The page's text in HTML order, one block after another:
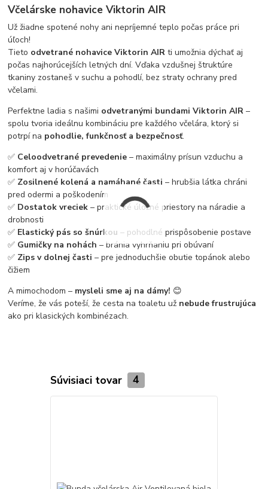
Včelárske nohaviceViktorin AIR
Už žiadne spotené nohy ani nepríjemné teplo počas práce pri
úľoch!
Tieto odvetrané nohavice Viktorin AIR ti umožnia dýchať aj
počas najhorúcejších letných dní. Vďaka vzdušnej štruktúre
tkaniny zostaneš v suchu a pohodlí, bez straty ochrany pred
včelami.
Perfektne ladia s našimi odvetranými bundami Viktorin AIR –
spolu tvoria ideálnu kombináciu pre každého včelára, ktorý si
potrpí na pohodlie, funkčnosť a bezpečnosť.
✅ Celoodvetrané prevedenie – maximálny prísun vzduchu a
komfort aj v horúčavách
✅ Zosilnené kolená a namáhané časti – hrubšia látka chráni
pred odermi a poškodením
✅ Dostatok vreciek – praktické úložné priestory na náradie a
drobnosti
✅ Elastický pás so šnúrkou – pohodlné prispôsobenie postave
✅ Gumičky na nohách – bránia vyhrňaniu pri obúvaní
✅ Zips v dolnej časti – pre jednoduchšie obutie topánok alebo
čižiem
A mimochodom – mysleli sme aj na dámy! 😊
Veríme, že vás poteší, že cesta na toaletu už nebude frustrujúca
ako pri klasických kombinézach.
Súvisiaci tovar 4